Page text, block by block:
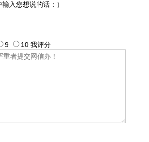
入您想说的话：）
9 10 我评分